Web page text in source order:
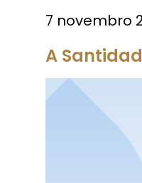
7 novembro
A